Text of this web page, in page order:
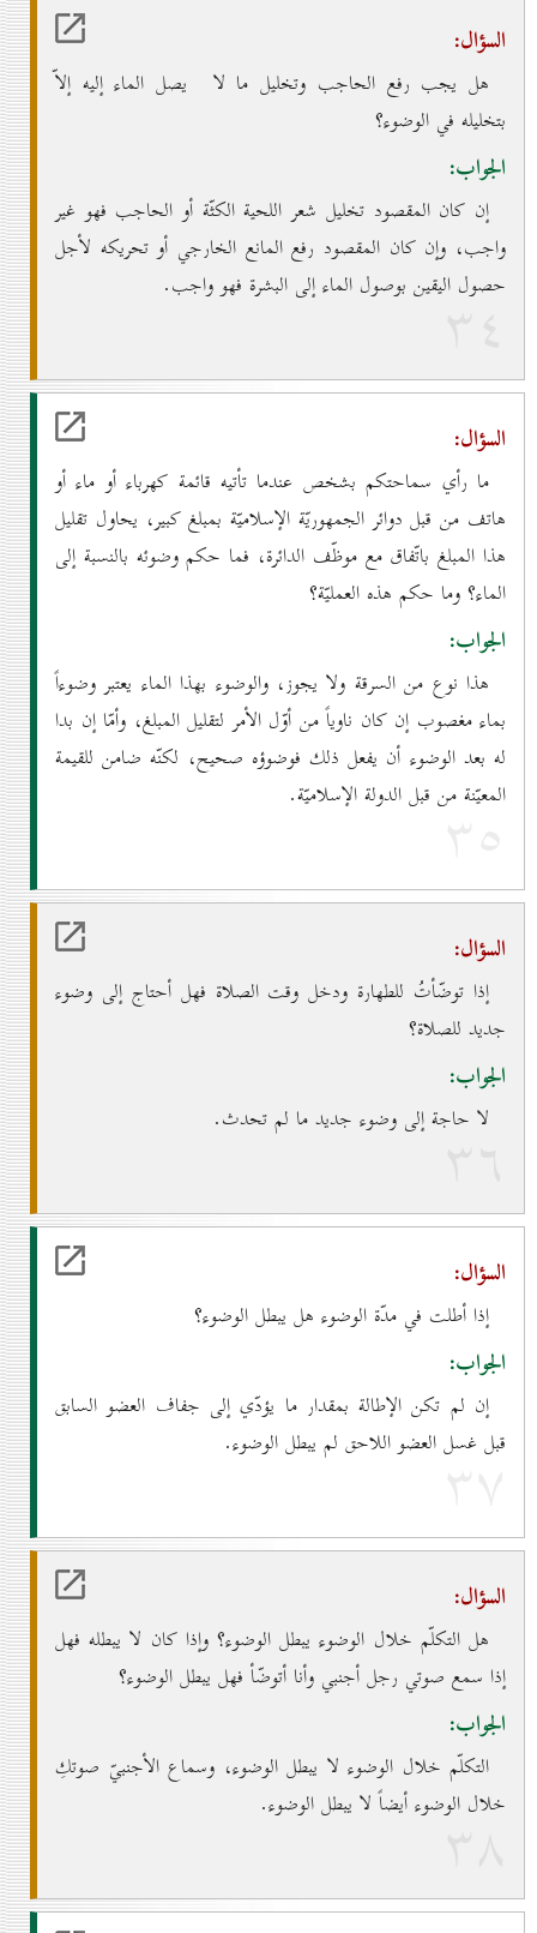
السؤال:
هل يجب رفع الحاجب وتخليل ما لا يصل الماء إليه إلاّ
بتخليله في الوضوء؟
الجواب:
إن كان المقصود تخليل شعر اللحية الكثّة أو الحاجب فهو غير
واجب، وإن كان المقصود رفع المانع الخارجي أو تحريكه لأجل
حصول اليقين بوصول الماء إلى البشرة فهو واجب.
۳٤
السؤال:
ما رأي سماحتكم بشخص عندما تأتيه قائمة كهرباء أو ماء أو
هاتف من قبل دوائر الجمهوريّة الإسلاميّة بمبلغ كبير، يحاول تقليل
هذا المبلغ باتّفاق مع موظّف الدائرة، فما حكم وضوئه بالنسبة إلى
الماء؟ وما حكم هذه العمليّة؟
الجواب:
هذا نوع من السرقة ولا يجوز، والوضوء بهذا الماء يعتبر وضوءاً
بماء مغصوب إن كان ناوياً من أوّل الأمر لتقليل المبلغ، وأمّا إن بدا
له بعد الوضوء أن يفعل ذلك فوضوؤه صحيح، لكنّه ضامن للقيمة
المعيّنة من قبل الدولة الإسلاميّة.
۳٥
السؤال:
إذا توضّأتُ للطهارة ودخل وقت الصلاة فهل أحتاج إلى وضوء
جديد للصلاة؟
الجواب:
لا حاجة إلى وضوء جديد ما لم تحدث.
۳٦
السؤال:
إذا أطلت في مدّة الوضوء هل يبطل الوضوء؟
الجواب:
إن لم تكن الإطالة بمقدار ما يؤدّي إلى جفاف العضو السابق
قبل غسل العضو اللاحق لم يبطل الوضوء.
۳۷
السؤال:
هل التكلّم خلال الوضوء يبطل الوضوء؟ وإذا كان لا يبطله فهل
إذا سمع صوتي رجل أجنبي وأنا أتوضّأ فهل يبطل الوضوء؟
الجواب:
التكلّم خلال الوضوء لا يبطل الوضوء، وسماع الأجنبيّ صوتكِ
خلال الوضوء أيضاً لا يبطل الوضوء.
۳۸